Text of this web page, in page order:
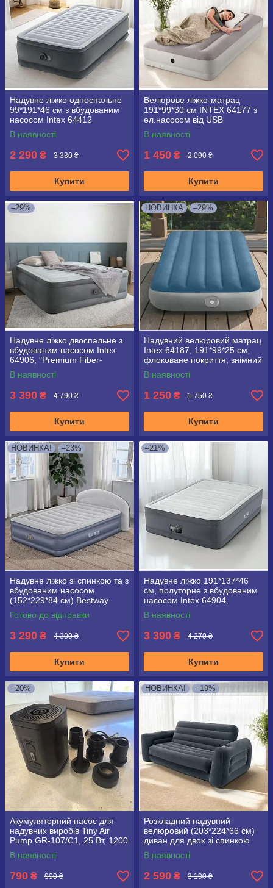
Надувне ліжко односпальне
99*191*46 см з вбудованим
насосом Intex 64412
В наявності
2 290 ₴ 3 330 ₴
Купити
Велюрове ліжко-матрац
191*99*30 см INTEX 64177 з
ел.насосом від USB
В наявності
1 450 ₴ 2 090 ₴
Купити
–29%
Надувне ліжко двоспальне з
вбудованим насосом Intex
64906, "Premium Fiber-
Tech™" 203*152*46 см
В наявності
3 390 ₴ 4 790 ₴
Купити
НОВИНКА –29%
Надувний велюровий матрац
Intex 64187, 191*99*25 см,
флоковане покриття, знімний
вбудований акумуляторний
насос
В наявності
1 250 ₴ 1 750 ₴
Купити
НОВИНКА! –23%
Надувне ліжко зі спинкою та з
вбудованим насосом
(152*229*84 см) Bestway
671BD
Готово до відправки
3 290 ₴ 4 300 ₴
Купити
–21%
Надувне ліжко 191*137*46
см, полуторне з вбудованим
насосом Intex 64904,
PremAire
В наявності
3 390 ₴ 4 270 ₴
Купити
–20%
Акумуляторний насос для
надувних виробів Tiny Air
Pump GR‑107/C1, 25 Вт, 1200
мА·год, USB Type‑C,
комплект насадок
В наявності
790 ₴ 990 ₴
НОВИНКА! –19%
Розкладний надувний
велюровий (203*224*66 см)
диван для двох зі спинкою
Intex 66552
В наявності
2 590 ₴ 3 190 ₴